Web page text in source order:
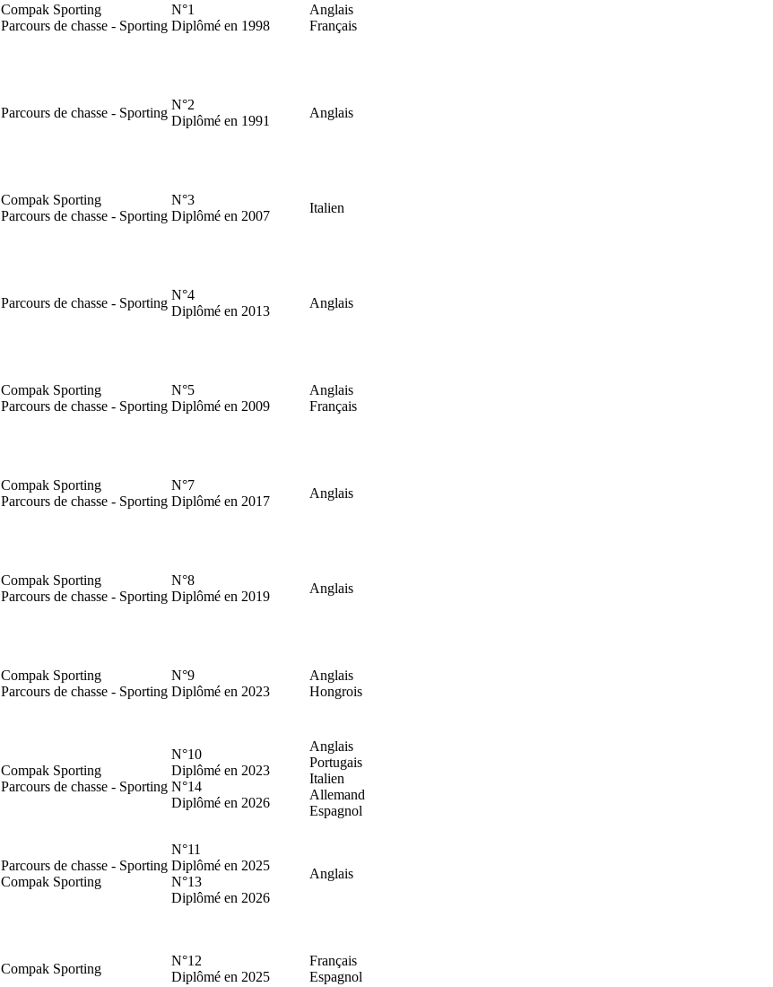
Compak Sporting
Parcours de chasse - Sporting
N°1
Diplômé en 1998
Anglais
Français
Parcours de chasse - Sporting
N°2
Diplômé en 1991
Anglais
Compak Sporting
Parcours de chasse - Sporting
N°3
Diplômé en 2007
Italien
Parcours de chasse - Sporting
N°4
Diplômé en 2013
Anglais
Compak Sporting
Parcours de chasse - Sporting
N°5
Diplômé en 2009
Anglais
Français
Compak Sporting
Parcours de chasse - Sporting
N°7
Diplômé en 2017
Anglais
Compak Sporting
Parcours de chasse - Sporting
N°8
Diplômé en 2019
Anglais
Compak Sporting
Parcours de chasse - Sporting
N°9
Diplômé en 2023
Anglais
Hongrois
Compak Sporting
Parcours de chasse - Sporting
N°10
Diplômé en 2023
N°14
Diplômé en 2026
Anglais
Portugais
Italien
Allemand
Espagnol
Parcours de chasse - Sporting
Compak Sporting
N°11
Diplômé en 2025
N°13
Diplômé en 2026
Anglais
Compak Sporting
N°12
Diplômé en 2025
Français
Espagnol